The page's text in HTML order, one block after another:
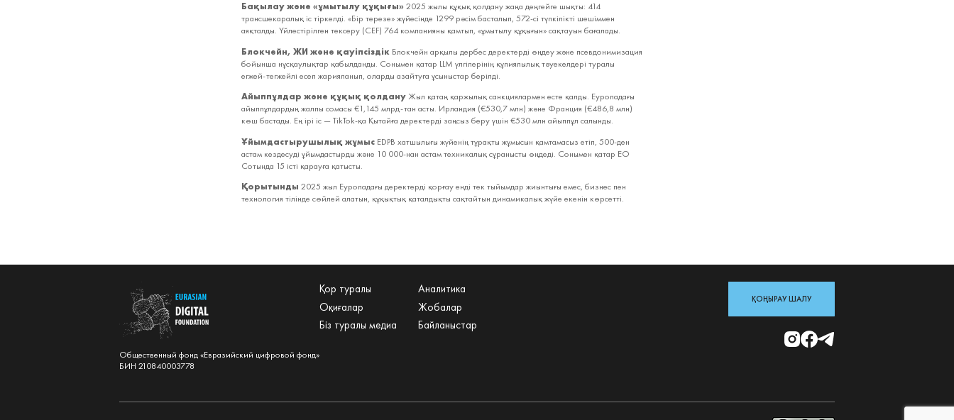
Бақылау және «ұмытылу құқығы» 2025 жылы құқық қолдану жаңа деңгейге шықты: 414
трансшекаралық іс тіркелді. «Бір терезе» жүйесінде 1299 рәсім басталып, 572‑сі түпкілікті шешіммен
аяқталды. Үйлестірілген тексеру (CEF) 764 компанияны қамтып, «ұмытылу құқығын» сақтауын бағалады.
Блокчейн, ЖИ және қауіпсіздікБлокчейн арқылы дербес деректерді өңдеу және псевдонимизация
бойынша нұсқаулықтар қабылданды. Сонымен қатар LLM үлгілерінің құпиялылық тәуекелдері туралы
егжей‑тегжейлі есеп жарияланып, оларды азайтуға ұсыныстар берілді.
Айыппұлдар және құқық қолдануЖыл қатаң қаржылық санкциялармен есте қалды. Еуропадағы
айыппұлдардың жалпы сомасы €1,145 млрд‑тан асты. Ирландия (€530,7 млн) және Франция (€486,8 млн)
көш бастады. Ең ірі іс — TikTok‑қа Қытайға деректерді заңсыз беру үшін €530 млн айыппұл салынды.
Ұйымдастырушылық жұмысEDPB хатшылығы жүйенің тұрақты жұмысын қамтамасыз етіп, 500‑ден
астам кездесуді ұйымдастырды және 10 000‑нан астам техникалық сұранысты өңдеді. Сонымен қатар ЕО
Сотында 15 істі қарауға қатысты.
Қорытынды 2025 жыл Еуропадағы деректерді қорғау енді тек тыйымдар жиынтығы емес, бизнес пен
технология тілінде сөйлей алатын, құқықтық қаталдықты сақтайтын динамикалық жүйе екенін көрсетті.
Общественный фонд «Евразийский цифровой фонд»
БИН 210840003778
Қор туралы
Аналитика
Оқиғалар
Жобалар
Біз туралы медиа
Байланыстар
ҚОҢЫРАУ ШАЛУ